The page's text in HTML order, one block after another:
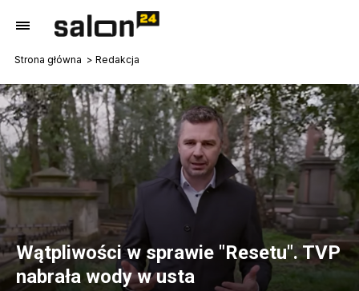
Strona główna Redakcja
Wątpliwości w sprawie "Resetu". TVP
nabrała wody w usta